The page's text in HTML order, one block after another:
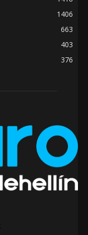
1406
663
403
376